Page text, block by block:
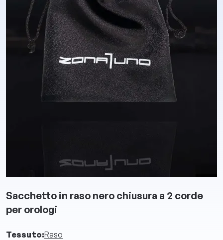
Sacchetto in raso nero chiusura a 2 corde
per orologi
Tessuto:Raso